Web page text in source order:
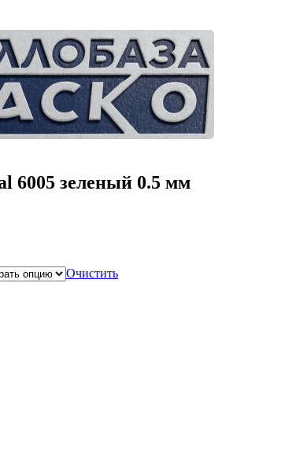
6005 зеленый 0.5 мм
Очистить